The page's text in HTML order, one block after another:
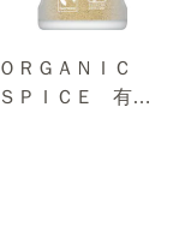
ＯＲＧＡＮＩＣ
ＳＰＩＣＥ 有機